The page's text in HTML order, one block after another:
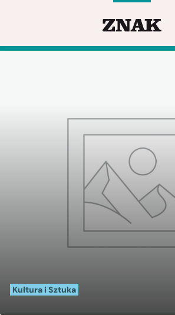
Kultura i Sztuka